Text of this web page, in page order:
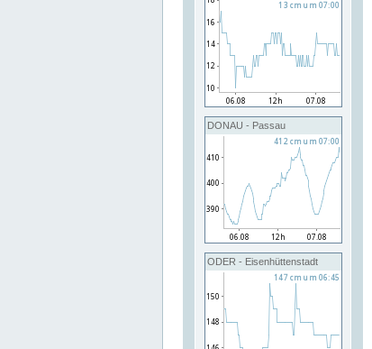
DONAU - Passau
ODER - Eisenhüttenstadt